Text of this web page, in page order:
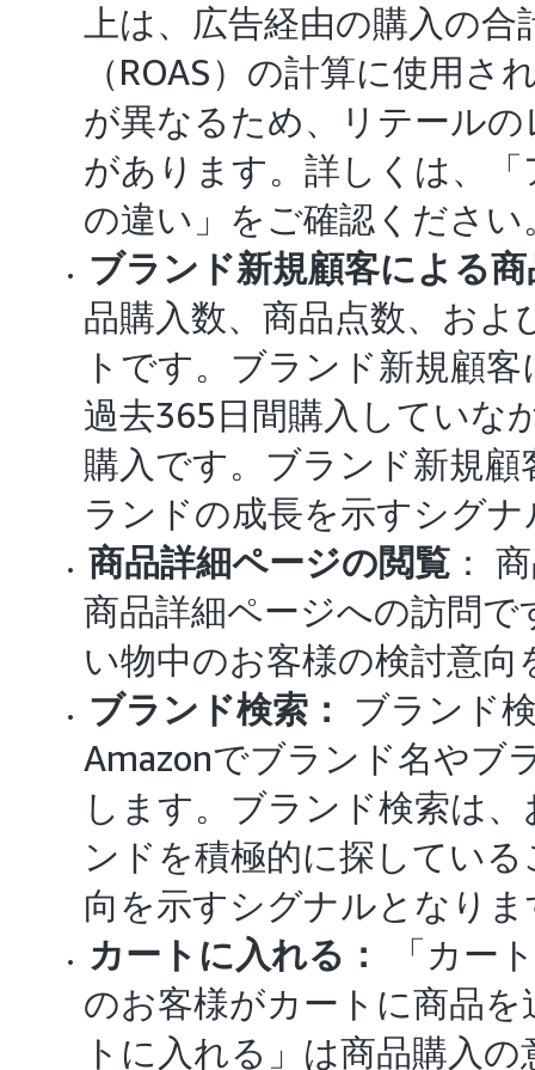
上は、広告経由の購入の
（ROAS）の計算に使用
が異なるため、リテール
があります。詳しくは、
の違い」をご確認ください
ブランド新規顧客による
品購入数、商品点数、お
トです。ブランド新規顧
過去365日間購入していな
購入です。ブランド新規
ランドの成長を示すシグ
商品詳細ページの閲覧 ：
商品詳細ページへの訪問
い物中のお客様の検討意向
ブランド検索：
ブランド
Amazonでブランド名やブ
します。ブランド検索は
ンドを積極的に探してい
向を示すシグナルとなりま
カートに入れる：
「カー
のお客様がカートに商品
トに入れる」は商品購入